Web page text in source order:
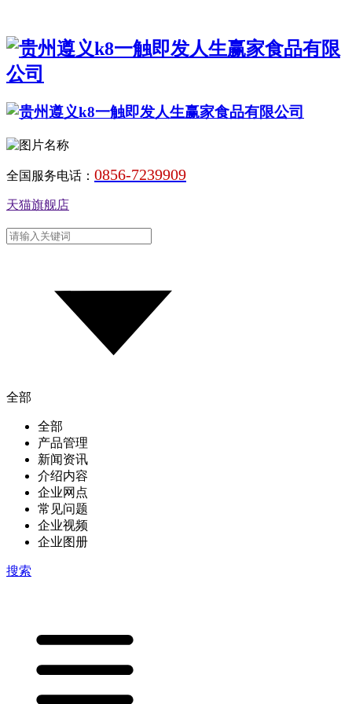
全国服务电话： 0856-7239909
天猫旗舰店
全部
全部
产品管理
新闻资讯
介绍内容
企业网点
常见问题
企业视频
企业图册
搜索